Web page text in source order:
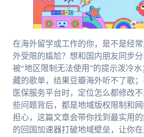
在海外留学或工作的你，是不是经
外受限的尴尬？想和国内朋友同步
被“地区限制无法使用”的提示泼冷
藏的歌单，结果豆瓣海外听不了歌
医保服务平台时，定位怎么都修改
些问题背后，都是地域版权限制和
担心，这篇文章会带你找到最实用
的回国加速器打破地域壁垒，让你